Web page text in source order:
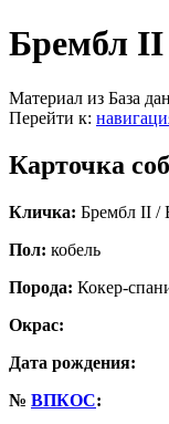
Брембл II
Материал из База
Перейти к:
Карточка
Кличка: Брембл II /
Пол: кобель
Порода: Кокер-
Окрас:
Дата рождения:
№ ВПКОС: